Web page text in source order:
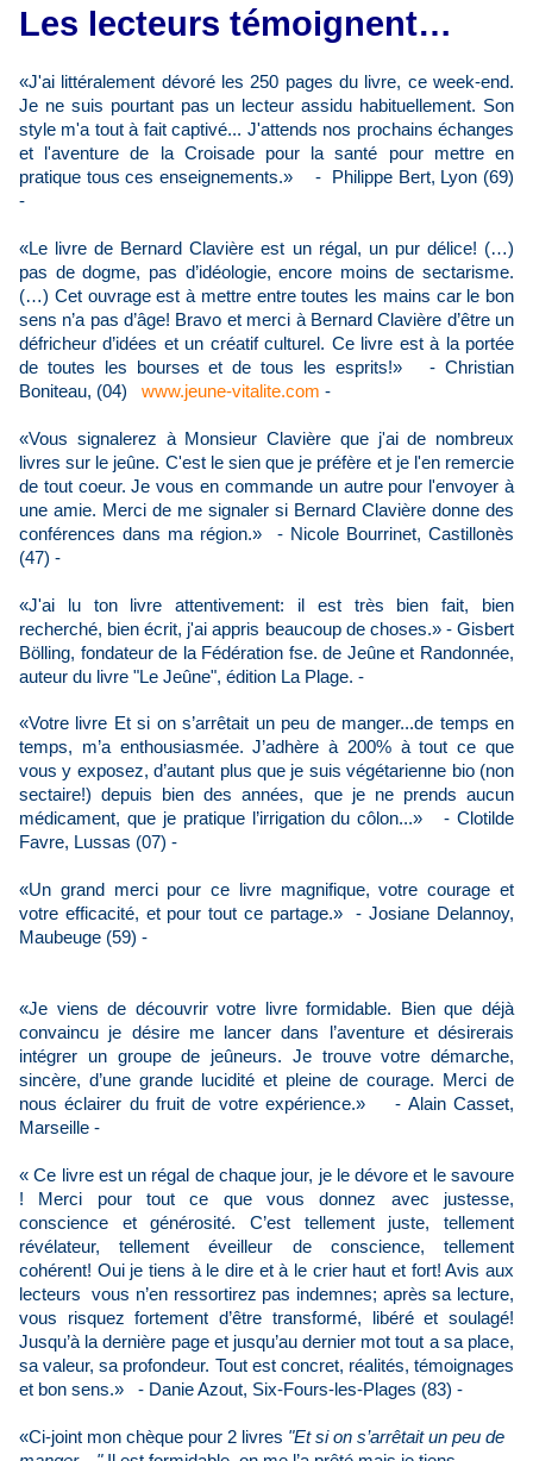
Les lecteurs témoignent…
«J'ai littéralement dévoré les 250 pages du livre, ce week-end.
Je ne suis pourtant pas un lecteur assidu habituellement. Son
style m'a tout à fait captivé... J'attends nos prochains échanges
et l'aventure de la Croisade pour la santé pour mettre en
pratique tous ces enseignements.» - Philippe Bert, Lyon (69)
-
«Le livre de Bernard Clavière est un régal, un pur délice! (…)
pas de dogme, pas d’idéologie, encore moins de sectarisme.
(…) Cet ouvrage est à mettre entre toutes les mains car le bon
sens n’a pas d’âge! Bravo et merci à Bernard Clavière d’être un
défricheur d’idées et un créatif culturel. Ce livre est à la portée
de toutes les bourses et de tous les esprits!» - Christian
Boniteau, (04) www.jeune-vitalite.com -
«Vous signalerez à Monsieur Clavière que j'ai de nombreux
livres sur le jeûne. C'est le sien que je préfère et je l'en remercie
de tout coeur. Je vous en commande un autre pour l'envoyer à
une amie. Merci de me signaler si Bernard Clavière donne des
conférences dans ma région.» - Nicole Bourrinet, Castillonès
(47) -
«J'ai lu ton livre attentivement: il est très bien fait, bien
recherché, bien écrit, j'ai appris beaucoup de choses.» - Gisbert
Bölling, fondateur de la Fédération fse. de Jeûne et Randonnée,
auteur du livre "Le Jeûne", édition La Plage. -
«Votre livre Et si on s’arrêtait un peu de manger...de temps en
temps, m’a enthousiasmée. J’adhère à 200% à tout ce que
vous y exposez, d’autant plus que je suis végétarienne bio (non
sectaire!) depuis bien des années, que je ne prends aucun
médicament, que je pratique l’irrigation du côlon...» - Clotilde
Favre, Lussas (07) -
«Un grand merci pour ce livre magnifique, votre courage et
votre efficacité, et pour tout ce partage.»
- Josiane Delannoy,
Maubeuge (59) -
«Je viens de découvrir votre livre formidable. Bien que déjà
convaincu je désire me lancer dans l’aventure et désirerais
intégrer un groupe de jeûneurs. Je trouve votre démarche,
sincère, d’une grande lucidité et pleine de courage. Merci de
nous éclairer du fruit de votre expérience.» - Alain Casset,
Marseille -
« Ce livre est un régal de chaque jour, je le dévore et le savoure
! Merci pour tout ce que vous donnez avec justesse,
conscience et générosité. C’est tellement juste, tellement
révélateur, tellement éveilleur de conscience, tellement
cohérent! Oui je tiens à le dire et à le crier haut et fort! Avis aux
lecteurs vous n’en ressortirez pas indemnes; après sa lecture,
vous risquez fortement d’être transformé, libéré et soulagé!
Jusqu’à la dernière page et jusqu’au dernier mot tout a sa place,
sa valeur, sa profondeur. Tout est concret, réalités, témoignages
et bon sens.» - Danie Azout, Six-Fours-les-Plages (83) -
«Ci-joint mon chèque pour 2 livres "Et si on s’arrêtait un peu de